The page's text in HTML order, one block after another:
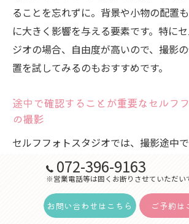
ることを忘れずに。背景や小物の配置
に大きく影響を与える要素です。特に
ジオの場合、自由度が高いので、撮影
置を試してみるのもおすすめです。
途中で確認することが重要なセルフフ
の撮影
セルフフォトスタジオでは、撮影途中
重要です。撮影の途中で写真を確認し、
改善の余地があるかどうかを判断しま
イマーやリモコンを活用して、自分ら
いようにするのも一つの手です。また、
072-396-9163
※営業電話等は固くお断りさせていただい
お問い合わせはこちら ご予約は